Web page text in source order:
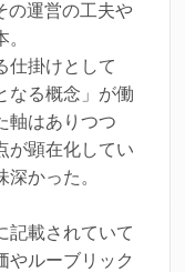
の運営の工夫や
仕掛けとして
なる概念」が働
軸はありつつ
が顕在化してい
かった。
記載されていて
やルーブリック